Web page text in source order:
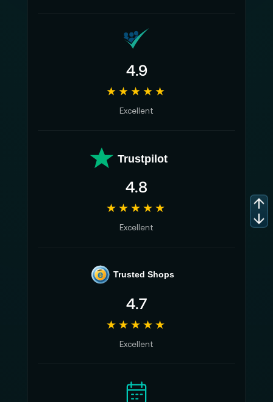
4.9
★★★★★
Excellent
Trustpilot
4.8
★★★★★
Excellent
e Trusted Shops
4.7
★★★★★
Excellent